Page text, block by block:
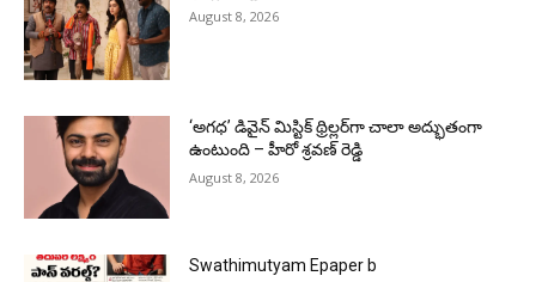
August 8, 2026
‘అగధ’ డివైన్ మిస్టిక్ థ్రిల్లర్‌గా చాలా అద్భుతంగా
ఉంటుంది – హీరో శ్రవణ్ రెడ్డి
August 8, 2026
Swathimutyam Epaper b